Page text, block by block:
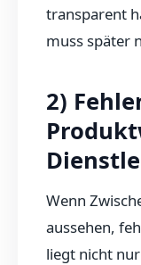
transparent
muss später
2)
Wenn
aussehen,
liegt nicht